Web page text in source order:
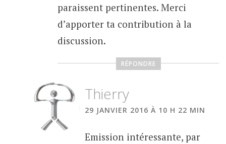
paraissent pertinentes. Merci
d’apporter ta contribution à la
discussion.
RÉPONDRE
Thierry
29 JANVIER 2016 À 10 H 22 MIN
Emission intéressante, par